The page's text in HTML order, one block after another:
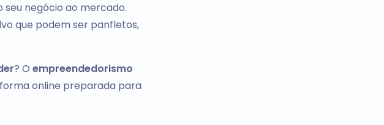
negócio ao mercado.
que podem ser panfletos,
? O empreendedorismo
online preparada para